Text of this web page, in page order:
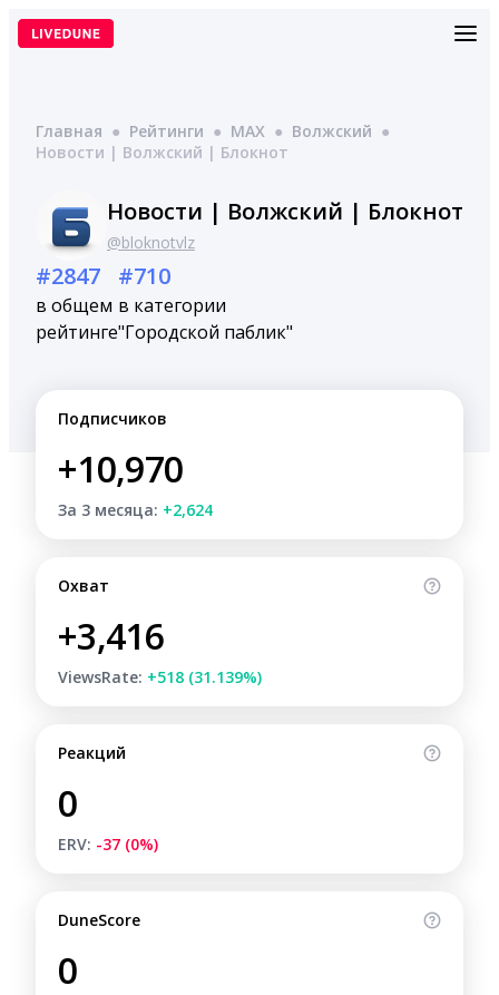
Перейти
Главная ● Рейтинги ● MAX ● Волжский ●
Новости | Волжский | Блокнот
Новости | Волжский | Блокнот
@bloknotvlz
#2847
в общем
рейтинге
#710
в категории
"Городской паблик"
Подписчиков
+10,970
За 3 месяца: +2,624
Охват
+3,416
ViewsRate: +518 (31.139%)
Реакций
0
ERV: -37 (0%)
DuneScore
0